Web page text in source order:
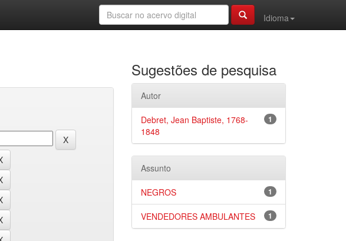
Idioma
Sugestões de pesquisa
Autor
1
Debret, Jean Baptiste, 1768-
1848
Assunto
1
NEGROS
1
VENDEDORES AMBULANTES